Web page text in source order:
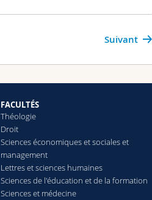
Suivant
FACULTÉS
Théologie
Droit
Sciences économiques et sociales et
management
Lettreset sciences humaines
Sciences de l'éducation et de la formation
Sciences et médecine